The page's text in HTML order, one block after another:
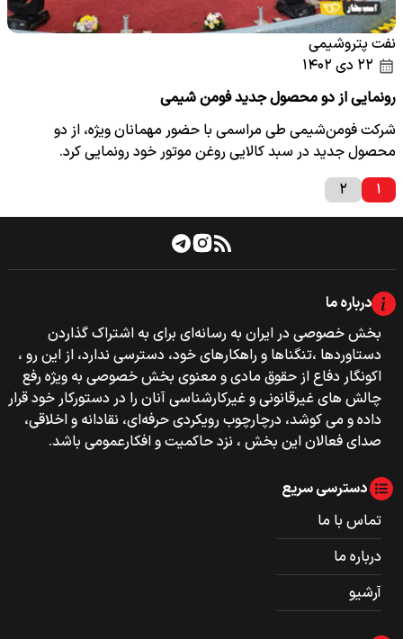
نفت پتروشیمی
رونمایی از دو محصول جدید فومن شیمی
شرکت فومن‌‌‌شیمی طی مراسمی با حضور مهمانان ویژه، از دو
محصول جدید در سبد کالایی روغن موتور خود رونمایی کرد.
۱
۲
درباره ما
بخش خصوصی‌‌ در ایران به رسانه‌ای برای به اشتراک گذاردن
دستاوردها ،تنگناها و راهکارهای خود، دسترسی ندارد، از این رو ،
اکونگار دفاع از حقوق مادی و معنوی بخش خصوصی به ویژه رفع
چالش های غیرقانونی و غیرکارشناسی آنان را در دستورکار خود قرار
داده و می کوشد، درچارچوب رویکردی حرفه‌ای، نقادانه و اخلاقی،
صدای فعالان این بخش ، نزد حاکمیت و افکارعمومی باشد.
دسترسی سریع
تماس با ما
درباره ما
آرشیو